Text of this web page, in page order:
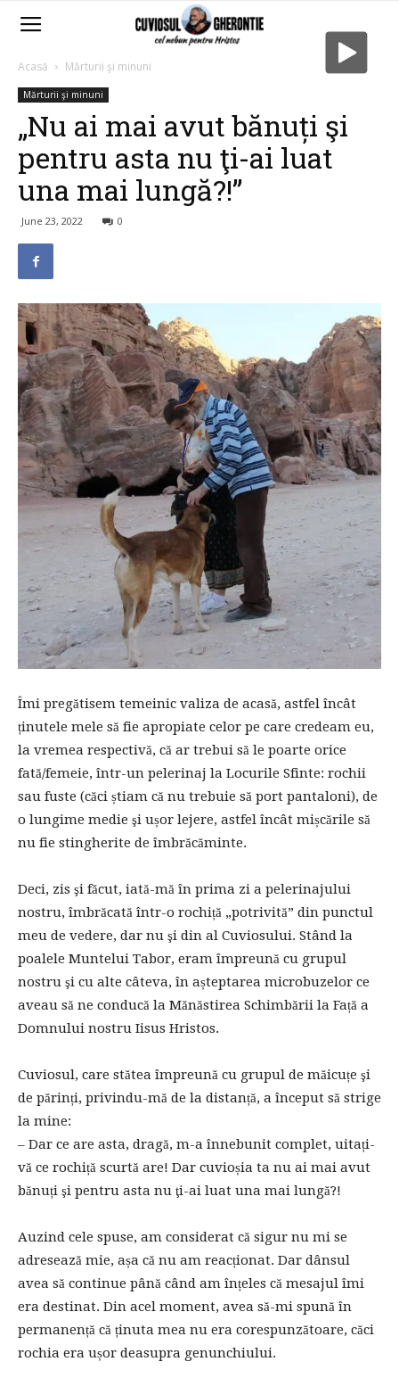
Acasă Mărturii şi minuni
Mărturii şi minuni
„Nu ai mai avut bănuți şi
pentru asta nu ţi-ai luat
una mai lungă?!”
June 23, 2022 0
Îmi pregătisem temeinic valiza de acasă, astfel încât
ținutele mele să fie apropiate celor pe care credeam eu,
la vremea respectivă, că ar trebui să le poarte orice
fată/femeie, într-un pelerinaj la Locurile Sfinte: rochii
sau fuste (căci știam că nu trebuie să port pantaloni), de
o lungime medie şi ușor lejere, astfel încât mișcările să
nu fie stingherite de îmbrăcăminte.
Deci, zis şi făcut, iată-mă în prima zi a pelerinajului
nostru, îmbrăcată într-o rochiță „potrivită” din punctul
meu de vedere, dar nu şi din al Cuviosului. Stând la
poalele Muntelui Tabor, eram împreună cu grupul
nostru şi cu alte câteva, în așteptarea microbuzelor ce
aveau să ne conducă la Mănăstirea Schimbării la Față a
Domnului nostru Iisus Hristos.
Cuviosul, care stătea împreună cu grupul de măicuțe şi
de părinți, privindu-mă de la distanță, a început să strige
la mine:
– Dar ce are asta, dragă, m-a înnebunit complet, uitați-
vă ce rochiță scurtă are! Dar cuvioșia ta nu ai mai avut
bănuți şi pentru asta nu ţi-ai luat una mai lungă?!
Auzind cele spuse, am considerat că sigur nu mi se
adresează mie, așa că nu am reacționat. Dar dânsul
avea să continue până când am înțeles că mesajul îmi
era destinat. Din acel moment, avea să-mi spună în
permanență că ținuta mea nu era corespunzătoare, căci
rochia era ușor deasupra genunchiului.